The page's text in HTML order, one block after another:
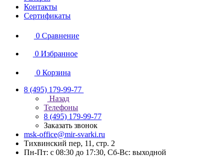
Контакты
Сертификаты
0 Сравнение
0 Избранное
0 Корзина
8 (495) 179-99-77
Назад
Телефоны
8 (495) 179-99-77
Заказать звонок
msk-office@mir-svarki.ru
Тихвинский пер, 11, стр. 2
Пн-Пт: с 08:30 до 17:30, Сб-Вс: выходной